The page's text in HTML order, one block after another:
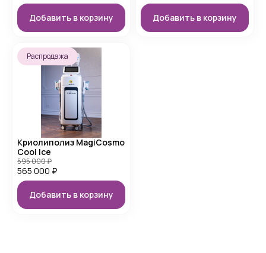
Добавить в корзину Добавить в корзину
Распродажа
Криолиполиз MagiCosmo
Cool Ice
565 000 ₽
595 000₽
Добавить в корзину